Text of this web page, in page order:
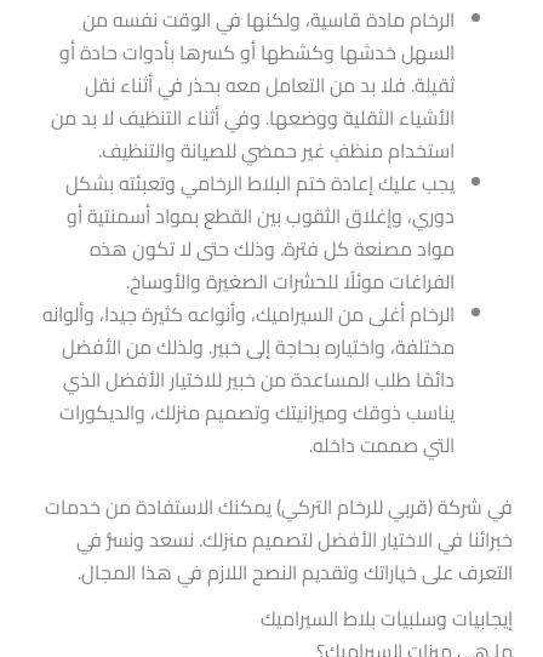
الرخام مادة قاسية، ولكنها في الوقت نفسه من
السهل خدشها وكشطها أو كسرها بأدوات حادة أو
ثقيلة. فلا بد من التعامل معه بحذر في أثناء نقل
الأشياء الثقلية ووضعها. وفي أثناء التنظيف لا بد من
استخدام منظفٍ غير حمضي للصيانة والتنظيف.
يجب عليك إعادة ختم البلاط الرخامي وتعبئته بشكل
دوري، وإغلاق الثقوب بين القطع بمواد أسمنتية أو
مواد مصنعة كل فترة. وذلك حتى لا تكون هذه
الفراغات موئلًا للحشرات الصغيرة والأوساخ.
الرخام أغلى من السيراميك، وأنواعه كثيرة جيدا، وألوانه
مختلفة، واختياره بحاجة إلى خبير. ولذلك من الأفضل
دائمًا طلب المساعدة من خبير للاختيار الأفضل الذي
يناسب ذوقك وميزانيتك وتصميم منزلك، والديكورات
التي صممت داخله.
في شركة (قربي للرخام التركي) يمكنك الاستفادة من خدمات
خبرائنا في الاختيار الأفضل لتصميم منزلك. نسعد ونسرُّ في
التعرف على خياراتك وتقديم النصح اللازم في هذا المجال.
إيجابيات وسلبيات بلاط السيراميك